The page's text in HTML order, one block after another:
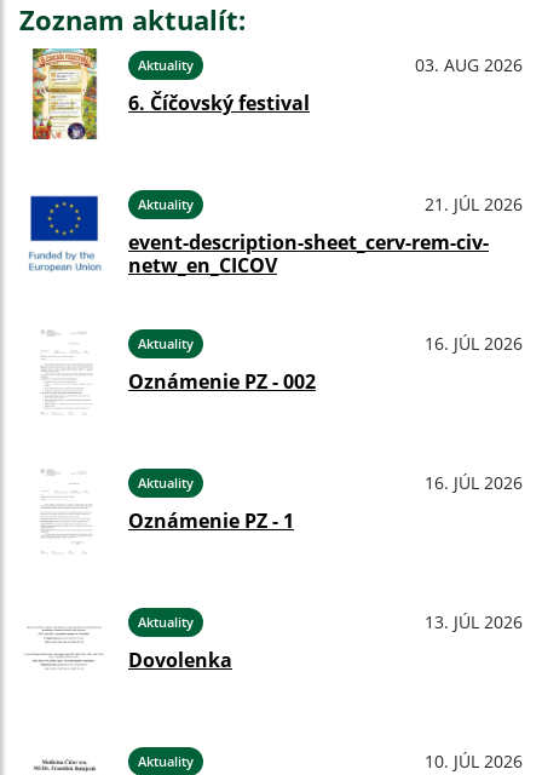
Zoznam aktualít:
Aktuality 03. AUG 2026
6. Číčovský festival
Aktuality 21. JÚL 2026
event-description-sheet_cerv-rem-civ-
netw_en_CICOV
Aktuality 16. JÚL 2026
Oznámenie PZ - 002
Aktuality 16. JÚL 2026
Oznámenie PZ - 1
Aktuality 13. JÚL 2026
Dovolenka
Aktuality 10. JÚL 2026